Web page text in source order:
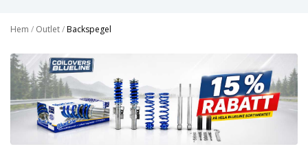
Hem / Outlet/Backspegel